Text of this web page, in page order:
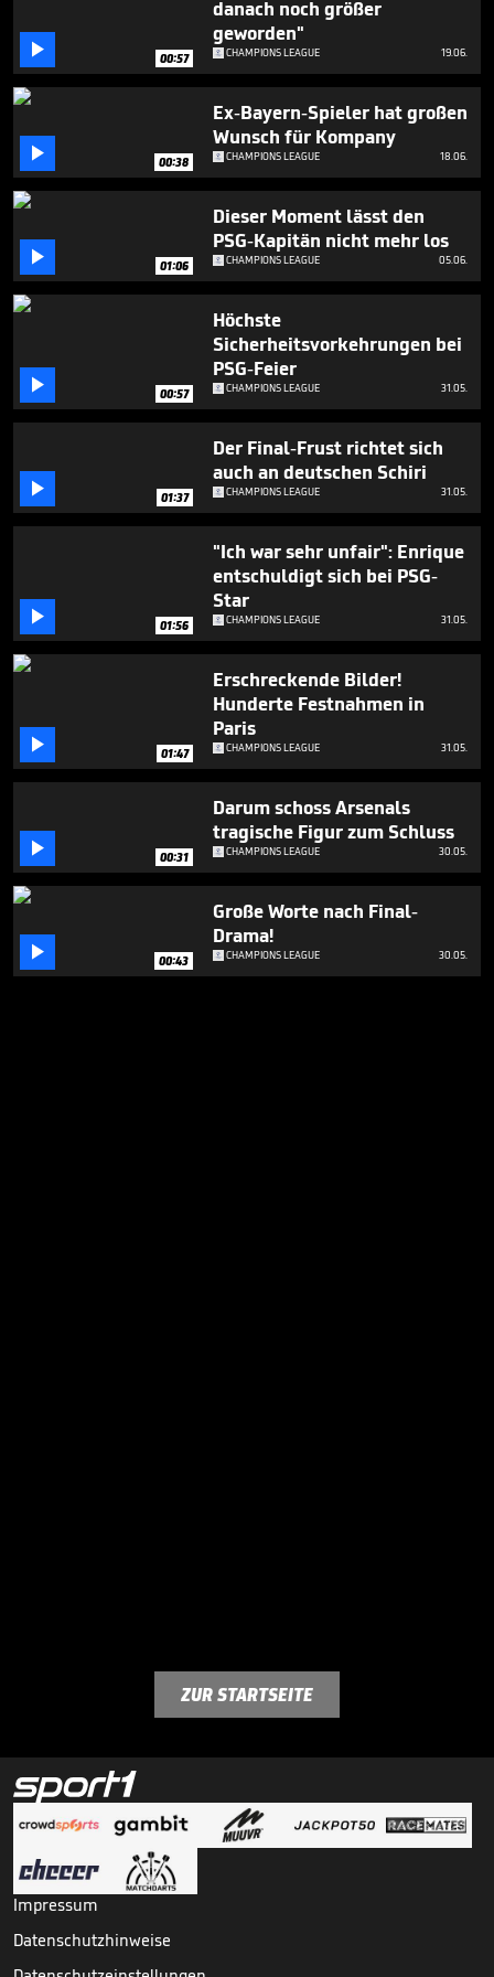
minutes,
seconds
 00:57
danach noch größer
geworden"
CHAMPIONS LEAGUE 19.06.
 00:38
Ex-Bayern-Spieler hat großen
Wunsch für Kompany
CHAMPIONS LEAGUE 18.06.
 01:06
Dieser Moment lässt den
PSG-Kapitän nicht mehr los
CHAMPIONS LEAGUE 05.06.
 00:57
Höchste
Sicherheitsvorkehrungen bei
PSG-Feier
CHAMPIONS LEAGUE 31.05.
 01:37
Der Final-Frust richtet sich
auch an deutschen Schiri
CHAMPIONS LEAGUE 31.05.
 01:56
"Ich war sehr unfair": Enrique
entschuldigt sich bei PSG-
Star
CHAMPIONS LEAGUE 31.05.
 01:47
Erschreckende Bilder!
Hunderte Festnahmen in
Paris
CHAMPIONS LEAGUE 31.05.
 00:31
Darum schoss Arsenals
tragische Figur zum Schluss
CHAMPIONS LEAGUE 30.05.
 00:43
Große Worte nach Final-
Drama!
CHAMPIONS LEAGUE 30.05.
ZUR STARTSEITE
Impressum
Datenschutzhinweise